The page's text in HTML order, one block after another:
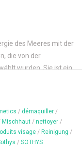
des Meeres mit der
die von der
wurden. Sie ist ein
nährende Milch:
/ démaquiller /
Mischhaut / nettoyer /
visage / Reinigung /
/ SOTHYS